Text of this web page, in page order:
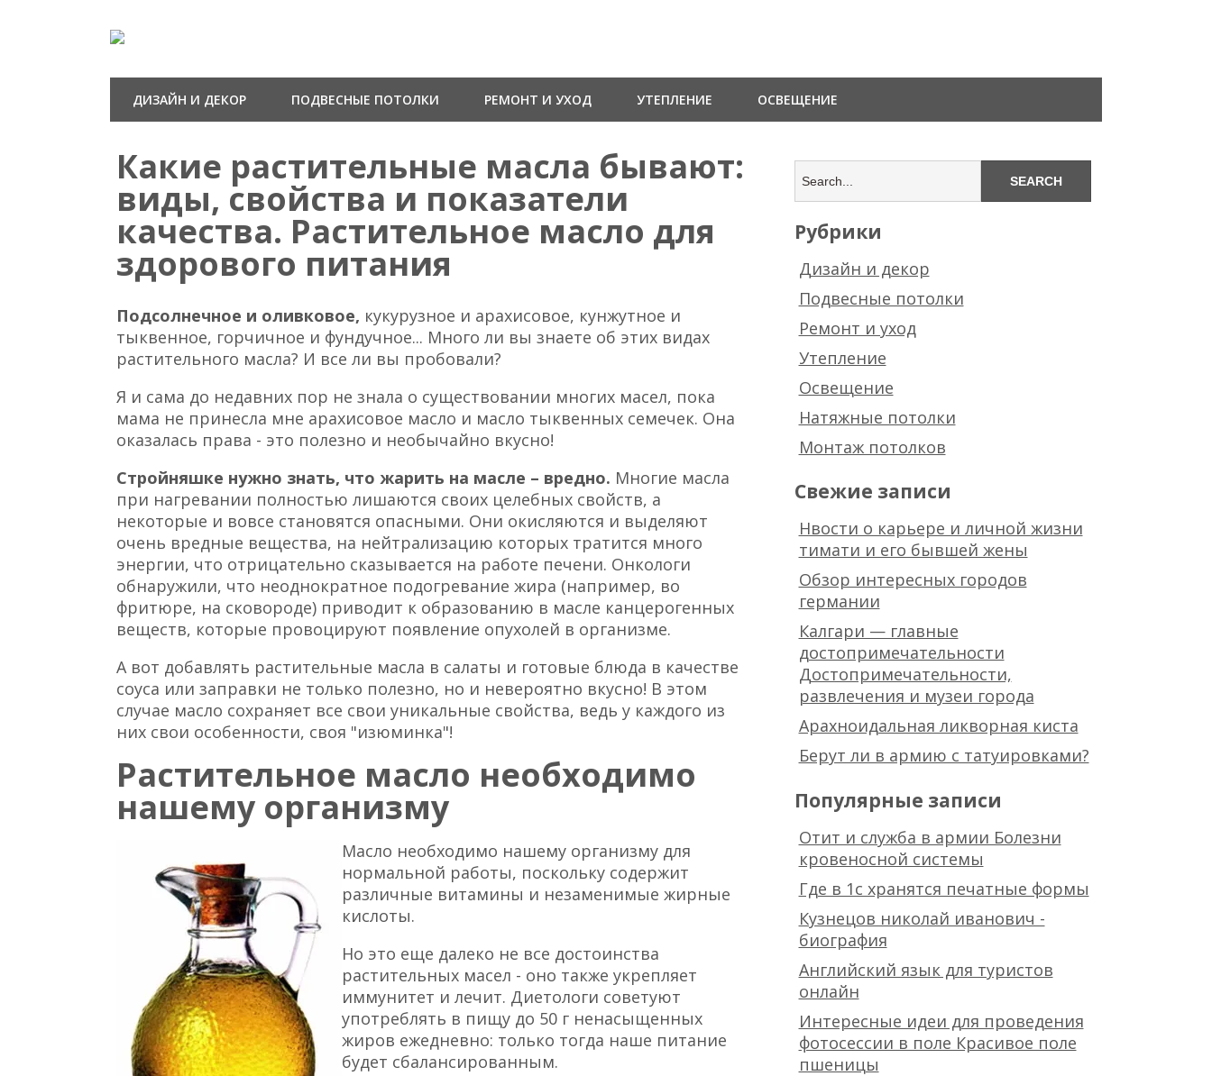
ДИЗАЙН И ДЕКОР ПОДВЕСНЫЕ ПОТОЛКИ РЕМОНТ И УХОД УТЕПЛЕНИЕ ОСВЕЩЕНИЕ
Какие растительные масла бывают:
виды, свойства и показатели
качества. Растительное масло для
здорового питания
Подсолнечное и оливковое, кукурузное и арахисовое, кунжутное и
тыквенное, горчичное и фундучное... Много ли вы знаете об этих видах
растительного масла? И все ли вы пробовали?
Я и сама до недавних пор не знала о существовании многих масел, пока
мама не принесла мне арахисовое масло и масло тыквенных семечек. Она
оказалась права - это полезно и необычайно вкусно!
Стройняшке нужно знать, что жарить на масле – вредно. Многие масла
при нагревании полностью лишаются своих целебных свойств, а
некоторые и вовсе становятся опасными. Они окисляются и выделяют
очень вредные вещества, на нейтрализацию которых тратится много
энергии, что отрицательно сказывается на работе печени. Онкологи
обнаружили, что неоднократное подогревание жира (например, во
фритюре, на сковороде) приводит к образованию в масле канцерогенных
веществ, которые провоцируют появление опухолей в организме.
А вот добавлять растительные масла в салаты и готовые блюда в качестве
соуса или заправки не только полезно, но и невероятно вкусно! В этом
случае масло сохраняет все свои уникальные свойства, ведь у каждого из
них свои особенности, своя "изюминка"!
Растительное масло необходимо
нашему организму
Масло необходимо нашему организму для
нормальной работы, поскольку содержит
различные витамины и незаменимые жирные
кислоты.
Но это еще далеко не все достоинства
растительных масел - оно также укрепляет
иммунитет и лечит. Диетологи советуют
употреблять в пищу до 50 г ненасыщенных
жиров ежедневно: только тогда наше питание
будет сбалансированным.
Рубрики
Дизайн и декор
Подвесные потолки
Ремонт и уход
Утепление
Освещение
Натяжные потолки
Монтаж потолков
Свежие записи
Нвости о карьере и личной жизни
тимати и его бывшей жены
Обзор интересных городов
германии
Калгари — главные
достопримечательности
Достопримечательности,
развлечения и музеи города
Арахноидальная ликворная киста
Берут ли в армию с татуировками?
Популярные записи
Отит и служба в армии Болезни
кровеносной системы
Где в 1с хранятся печатные формы
Кузнецов николай иванович -
биография
Английский язык для туристов
онлайн
Интересные идеи для проведения
фотосессии в поле Красивое поле
пшеницы